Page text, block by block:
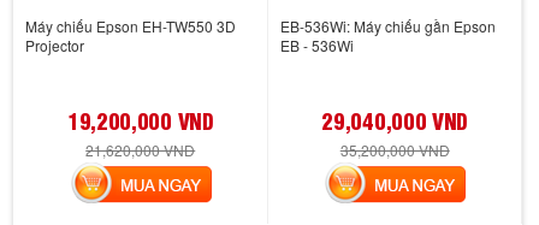
Máy chiếu Epson EH-TW550 3D
Projector
19,200,000 VND
21,620,000 VND
MUA NGAY
EB-536Wi: Máy chiếu gần Epson
EB - 536Wi
29,040,000 VND
35,200,000 VND
MUA NGAY